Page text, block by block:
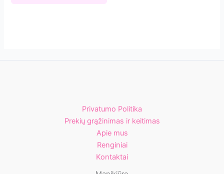
Privatumo Politika
Prekių grąžinimas ir keitimas
Apie mus
Renginiai
Kontaktai